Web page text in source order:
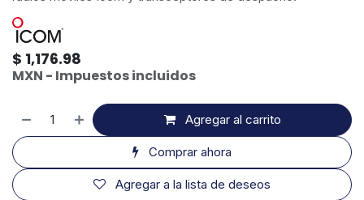
$ 1,176.98
MXN - Impuestos incluidos
Agregar al carrito
Comprar ahora
Agregar a la lista de deseos